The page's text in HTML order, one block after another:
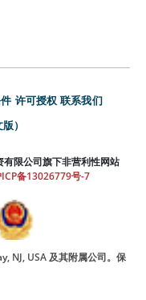
许可授权 联系我们
）
限公司旗下非营利性网站
备13026779号-7
NJ, USA 及其附属公司。保